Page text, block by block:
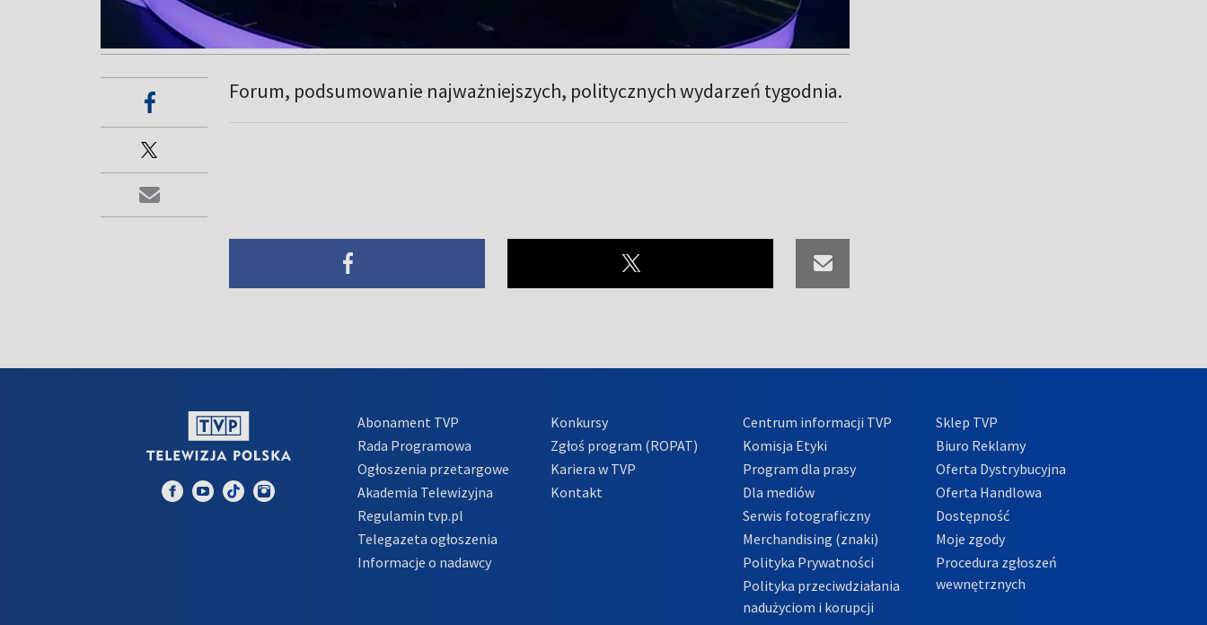
Forum, podsumowanie najważniejszych, politycznych wydarzeń tygodnia.
Abonament TVP
Rada Programowa
Ogłoszenia przetargowe
Akademia Telewizyjna
Regulamin tvp.pl
Telegazeta ogłoszenia
Informacje o nadawcy
Konkursy
Zgłoś program (ROPAT)
Kariera w TVP
Kontakt
Centrum informacji TVP
Komisja Etyki
Program dla prasy
Dla mediów
Serwis fotograficzny
Merchandising (znaki)
Polityka Prywatności
Polityka przeciwdziałania
nadużyciom i korupcji
Sklep TVP
Biuro Reklamy
Oferta Dystrybucyjna
Oferta Handlowa
Dostępność
Moje zgody
Procedura zgłoszeń
wewnętrznych